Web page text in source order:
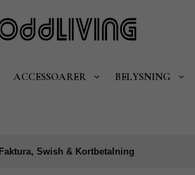
ACCESSOARER BELYSNING
Faktura, Swish & Kortbetalning